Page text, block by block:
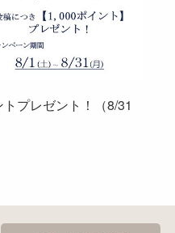
プレゼント！（8/31